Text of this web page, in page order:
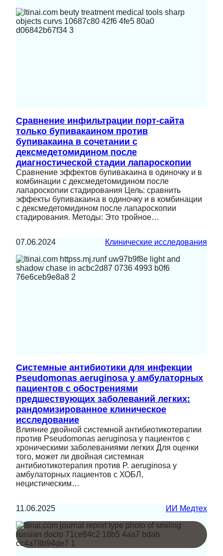
Сравнение инфильтрации порт-сайта
только бупивакаином против
бупивакаина в сочетании с
дексмедетомидином после
диагностической стадии лапароскопии
Сравнение эффектов бупивакаина в одиночку и в
комбинации с дексмедетомидином после
лапароскопии стадирования Цель: сравнить
эффекты бупивакаина в одиночку и в комбинации
с дексмедетомидином после лапароскопии
стадирования. Методы: Это тройное…
07.06.2024 Клинические исследования
Системные антибиотики для инфекции
Pseudomonas aeruginosa у амбулаторных
пациентов с обострениями
предшествующих заболеваний легких:
рандомизированное клиническое
исследование
Влияние двойной системной антибиотикотерапии
против Pseudomonas aeruginosa у пациентов с
хроническими заболеваниями легких Для оценки
того, может ли двойная системная
антибиотикотерапия против P. aeruginosa у
амбулаторных пациентов с ХОБЛ,
нецистическим…
11.06.2025 ИИ Медтех